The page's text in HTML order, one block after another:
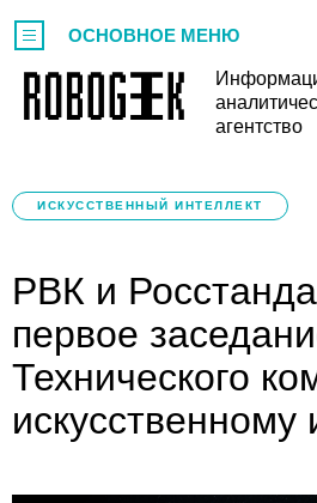
агентство
ОСНОВНОЕ МЕНЮ
ИСКУССТВЕННЫЙ ИНТЕЛЛЕКТ
РВК и
первое
Технического
искусственному